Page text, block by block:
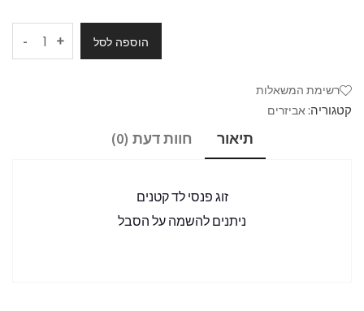
- הוספה לסל
רשימת המשאלות
קטגוריה: אביזרים
תיאור חוות דעת (0)
זוג פנסי לד קטנים
ניתנים להשמה על הסבל